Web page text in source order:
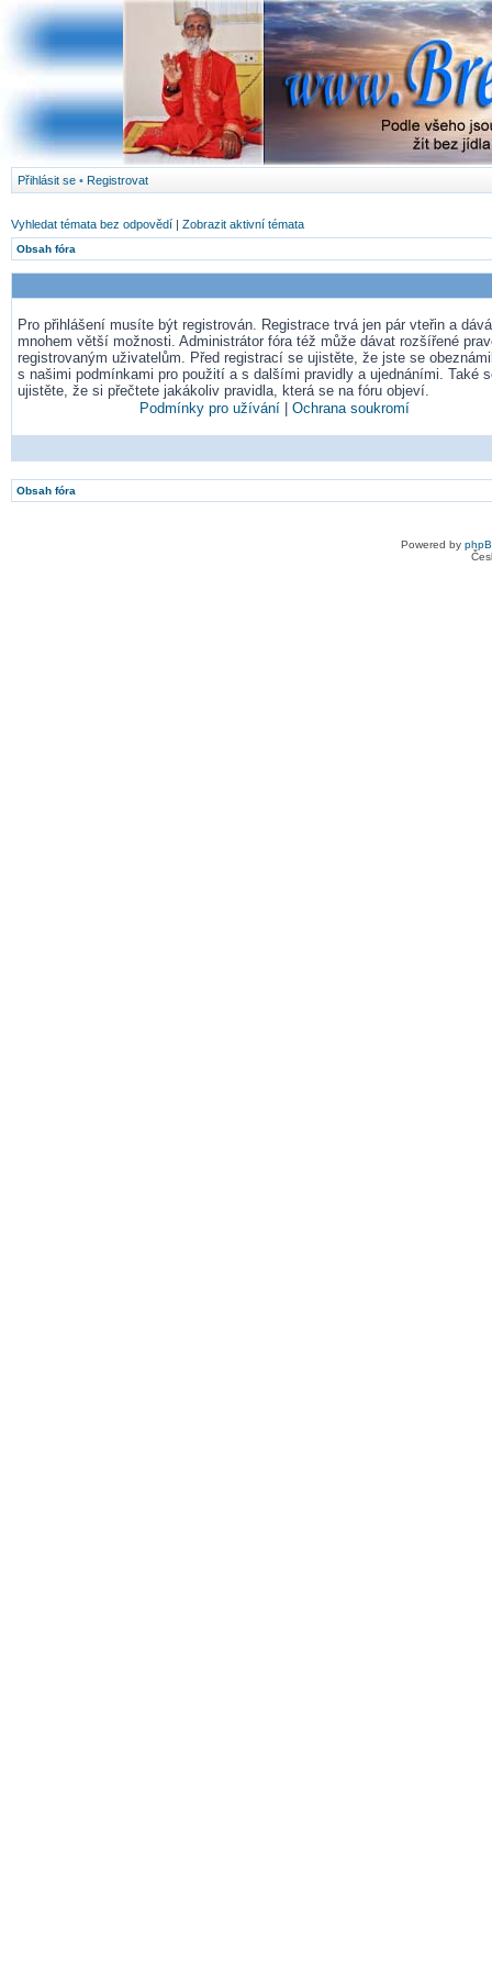
Přihlásit se • Registrovat
Vyhledat témata bez odpovědí | Zobrazit aktivní témata
Obsah fóra
Pro přihlášení musíte být registrován. Registrace trvá jen pár vteřin a
mnohem větší možnosti. Administrátor fóra též může dávat rozšířené
registrovaným uživatelům. Před registrací se ujistěte, že jste se
s našimi podmínkami pro použití a s dalšími pravidly a ujednáními. Také
ujistěte, že si přečtete jakákoliv pravidla, která se na fóru objeví.
Podmínky pro užívání
Ochrana soukromí
Obsah fóra
Powered by